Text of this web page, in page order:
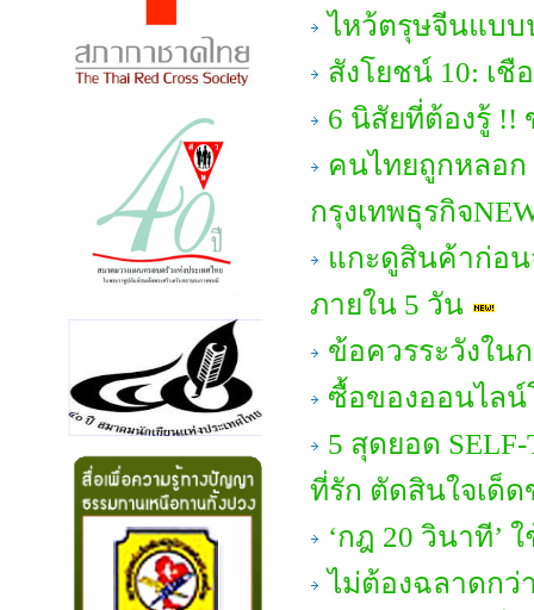
ไหว้ตรุษจีนแบบ
สังโยชน์ 10: เ
6 นิสัยที่ต้องรู้ !!
คนไทยถูกหลอก
กรุงเทพธุรกิจ
แกะดูสินค้าก่อน
ภายใน 5 วัน
ข้อควรระวังใน
ซื้อของออนไลน์
5 สุดยอด
ที่รัก ตัดสินใจเด็
‘กฎ 20 วินาที’
ไม่ต้องฉลาดกว่